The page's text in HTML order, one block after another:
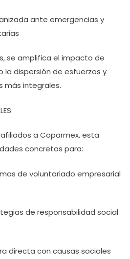
ante emergencias y
se amplifica el impacto de
la dispersión de esfuerzos y
más integrales.
a Coparmex, esta
concretas para:
de voluntariado empresarial
de responsabilidad social
directa con causas sociales